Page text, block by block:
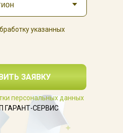
указанных
ЗАЯВКУ
персональных данных
ГАРАНТ-СЕРВИС